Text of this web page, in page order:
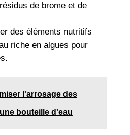
de brome et de
des éléments nutritifs
riche en algues pour
l'arrosage des
bouteille d'eau